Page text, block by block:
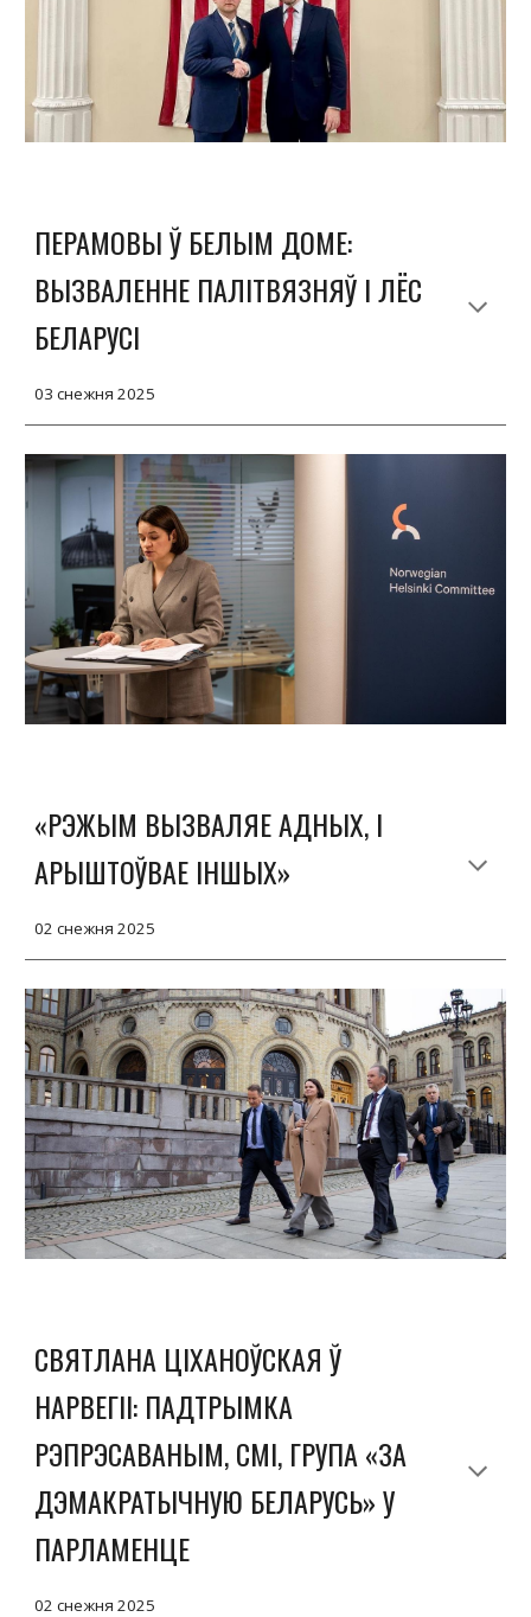
ПЕРАМОВЫ Ў БЕЛЫМ ДОМЕ:
ВЫЗВАЛЕННЕ ПАЛІТВЯЗНЯЎ І ЛЁС
БЕЛАРУСІ
03 снежня 2025
«РЭЖЫМ ВЫЗВАЛЯЕ АДНЫХ, І
АРЫШТОЎВАЕ ІНШЫХ»
02 снежня 2025
СВЯТЛАНА ЦІХАНОЎСКАЯ Ў
НАРВЕГІІ: ПАДТРЫМКА
РЭПРЭСАВАНЫМ, СМІ, ГРУПА «ЗА
ДЭМАКРАТЫЧНУЮ БЕЛАРУСЬ» У
ПАРЛАМЕНЦЕ
02 снежня 2025